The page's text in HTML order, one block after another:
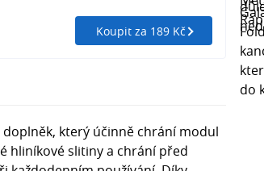
Koupit za 189 Kč
který účinně chrání modul
hliníkové slitiny a chrání před